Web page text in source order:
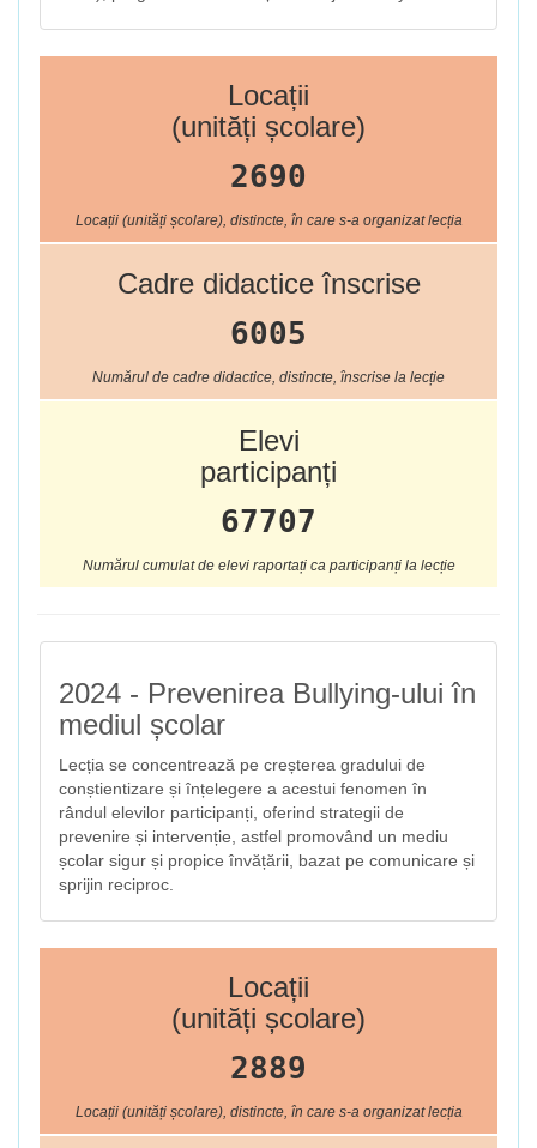
Locații
(unități școlare)
2690
Locații (unități școlare), distincte, în care s-a organizat lecția
Cadre didactice înscrise
6005
Numărul de cadre didactice, distincte, înscrise la lecție
Elevi
participanți
67707
Numărul cumulat de elevi raportați ca participanți la lecție
2024 - Prevenirea Bullying-ului în
mediul școlar
Lecția se concentrează pe creșterea gradului de
conștientizare și înțelegere a acestui fenomen în
rândul elevilor participanți, oferind strategii de
prevenire și intervenție, astfel promovând un mediu
școlar sigur și propice învățării, bazat pe comunicare și
sprijin reciproc.
Locații
(unități școlare)
2889
Locații (unități școlare), distincte, în care s-a organizat lecția